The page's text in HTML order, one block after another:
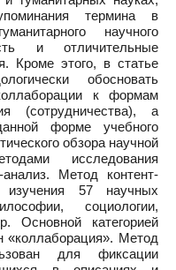
термина в
научного
и отличительные
Кроме этого, в статье
обосновать
к формам
(сотрудничества), а
форме учебного
обзора научной
исследования
Метод контент-
57 научных
социологии,
Основной категорией
«коллаборация». Метод
для фиксации